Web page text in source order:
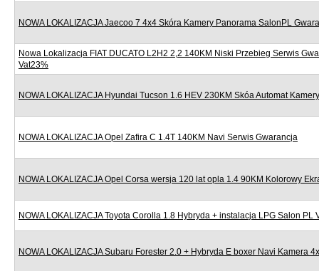
NOWA LOKALIZACJA Jaecoo 7 4x4 Skóra Kamery Panorama SalonPL
Nowa Lokalizacja FIAT DUCATO L2H2 2,2 140KM Niski Przebieg Serwis
Vat23%
NOWA LOKALIZACJA Hyundai Tucson 1.6 HEV 230KM Skóa Automat
NOWA LOKALIZACJA Opel Zafira C 1.4T 140KM Navi Serwis Gwarancja
NOWA LOKALIZACJA Opel Corsa wersja 120 lat opla 1.4 90KM Kolorowy
NOWA LOKALIZACJA Toyota Corolla 1.8 Hybryda + instalacja LPG Salon PL
NOWA LOKALIZACJA Subaru Forester 2.0 + Hybryda E boxer Navi Kamera